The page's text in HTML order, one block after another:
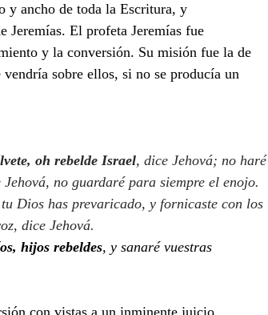
y ancho de toda la Escritura, y
Jeremías. El profeta Jeremías fue
y la conversión. Su misión fue la de
sobre ellos, si no se producía un
oh rebelde Israel, dice Jehová; no haré
no guardaré para siempre el enojo.
Dios has prevaricado, y fornicaste con los
dice Jehová.
hijos rebeldes, y sanaré vuestras
con vistas a un inminente juicio